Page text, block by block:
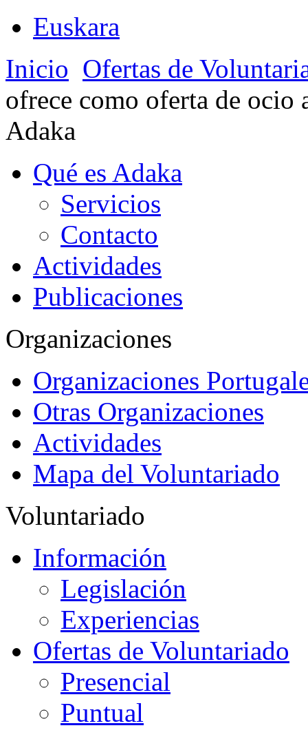
Euskara
Inicio Ofertas de
ofrece como oferta de ocio
Adaka
Qué es Adaka
Servicios
Contacto
Actividades
Publicaciones
Organizaciones
Organizaciones
Otras Organizaciones
Actividades
Mapa del Voluntariado
Voluntariado
Información
Legislación
Experiencias
Ofertas de Voluntariado
Presencial
Puntual